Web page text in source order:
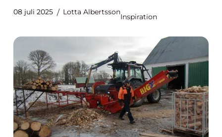
08 juli 2025 Lotta Albertsson
Inspiration